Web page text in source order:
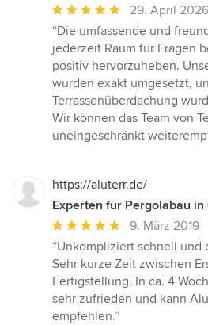
Durchschnittliche
Bewertung:
5
von
5
Sternen
29. April 2026
“Die umfassende und
jederzeit Raum für Fragen
positiv hervorzuheben.
wurden exakt umgesetzt,
Terrassenüberdachung
Wir können das Team von
uneingeschränkt
https://aluterr.de/
Experten für Pergolabau in
Durchschnittliche
Bewertung:
5
von
5
Sternen
9. März 2019
“Unkompliziert schnell
Sehr kurze Zeit zwischen
Fertigstellung. In ca. 4
sehr zufrieden und kann
empfehlen.”